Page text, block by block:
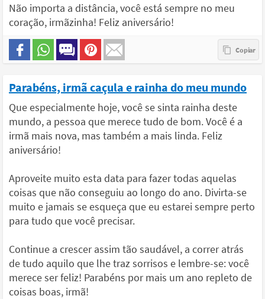
Não importa a distância, você está sempre no meu
coração, irmãzinha! Feliz aniversário!
Parabéns, irmã caçula e rainha do meu mundo
Que especialmente hoje, você se sinta rainha deste
mundo, a pessoa que merece tudo de bom. Você é a
irmã mais nova, mas também a mais linda. Feliz
aniversário!
Aproveite muito esta data para fazer todas aquelas
coisas que não conseguiu ao longo do ano. Divirta-se
muito e jamais se esqueça que eu estarei sempre perto
para tudo que você precisar.
Continue a crescer assim tão saudável, a correr atrás
de tudo aquilo que lhe traz sorrisos e lembre-se: você
merece ser feliz! Parabéns por mais um ano repleto de
coisas boas, irmã!